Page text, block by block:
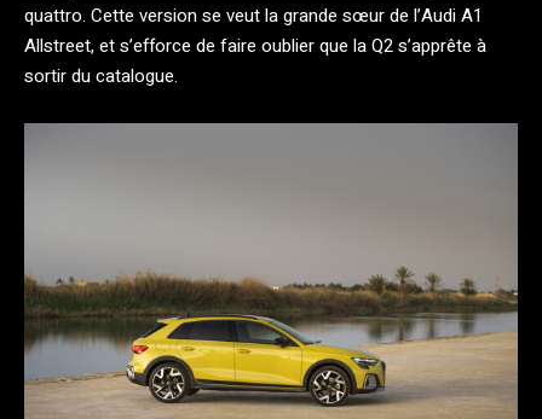
quattro. Cette version se veut la grande sœur de l’Audi A1
Allstreet, et s’efforce de faire oublier que la Q2 s’apprête à
sortir du catalogue.